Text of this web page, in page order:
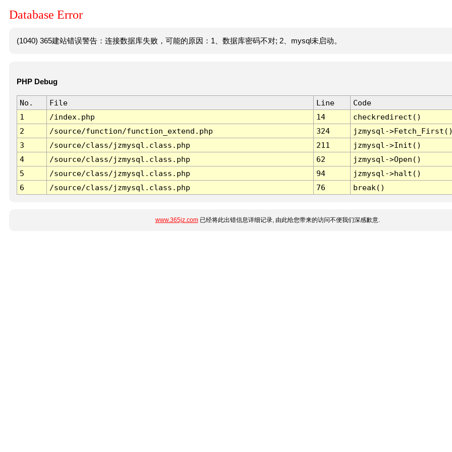
Database Error
(1040) 365建站错误警告：连接数据库失败，可能的原因：1、数据库密码不对; 2、mysql未启动。
PHP Debug
No. File Line
Code
1
/index.php 14
checkredirect()
2
/source/function/function_extend.php 324
jzmysql-
3
/source/class/jzmysql.class.php 211
jzmysql->Init()
4
/source/class/jzmysql.class.php 62
jzmysql->Open()
5
/source/class/jzmysql.class.php 94
jzmysql->halt()
6
/source/class/jzmysql.class.php 76 break()
www.365jz.com已经将此出错信息详细记录, 由此给您带来的访问不便我们深感歉意.